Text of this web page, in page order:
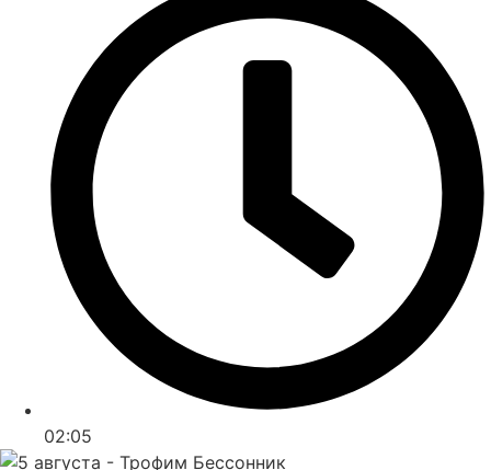
02:05